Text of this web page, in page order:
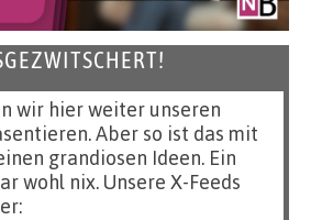
wir hier weiter unseren
Aber so ist das mit
grandiosen Ideen. Ein
wohl nix. Unsere X-Feeds